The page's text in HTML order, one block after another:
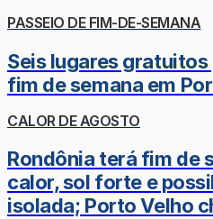
PASSEIO DE FIM-DE-SEMANA
Seis lugares
fim de semana em
CALOR DE AGOSTO
Rondônia terá fim de
calor, sol forte e
isolada; Porto Velho